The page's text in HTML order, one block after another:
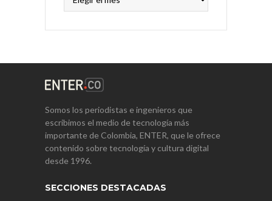
Somos los periodistas e ingenieros que
escribimos el medio de tecnología más
importante de Colombia, ENTER, que le ofrece
contenido sobre tecnología y cultura digital
desde 1996.
SECCIONES DESTACADAS